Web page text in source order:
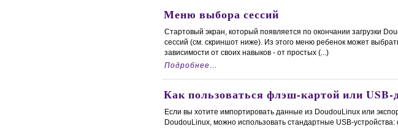
Меню выбора сессий
Стартовый экран, который появляется по окончании загрузки
сессий (см. скриншот ниже). Из этого меню ребенок может
зависимости от своих навыков - от простых (...)
Подробнее…
Как пользоваться флэш-картой или USB-
Если вы хотите импортировать данные из DoudouLinux или
DoudouLinux, можно использовать стандартные USB-